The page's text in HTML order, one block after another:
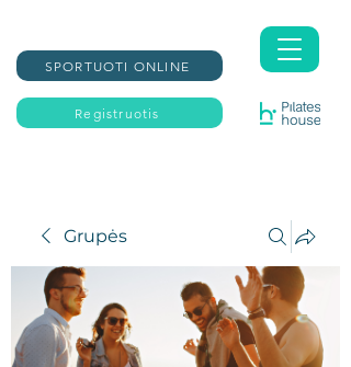
Registruotis
SPORTUOTI ONLINE
Grupės